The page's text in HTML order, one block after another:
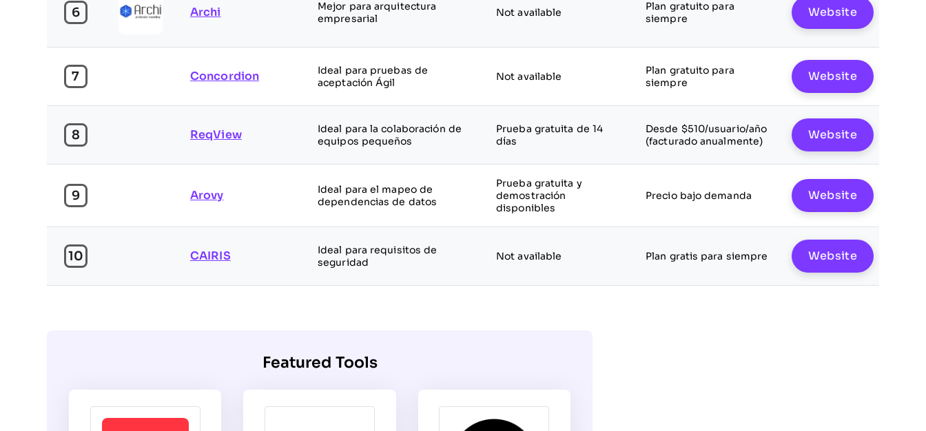
6 Archi
Mejor para arquitectura
empresarial
Not available
Plan gratuito para
siempre
Website
7 Concordion
Ideal para pruebas de
aceptación Ágil
Not available
Plan gratuito para
siempre
Website
8 ReqView
Ideal para la colaboración de
equipos pequeños
Prueba gratuita de 14
días
Desde $510/usuario/año
(facturado anualmente)
Website
9 Arovy
Ideal para el mapeo de
dependencias de datos
Prueba gratuita y
demostración
disponibles
Precio bajo demanda Website
10 CAIRIS
Ideal para requisitos de
seguridad
Not available Plan gratis para siempre Website
Featured Tools